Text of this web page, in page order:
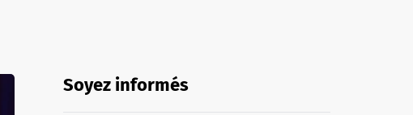
Soyez informés